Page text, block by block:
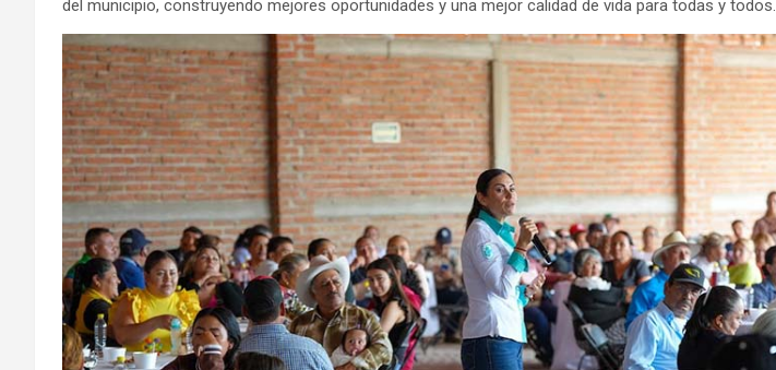
del municipio, construyendo mejores oportunidades y una mejor calidad de vida para todas y todos.